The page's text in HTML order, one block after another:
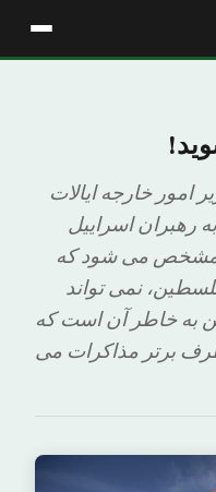
امور خارجه ایالات
رهبران اسراییل
مشخص می شود که
نمی تواند
به خاطر آن است که
برتر مذاکرات می